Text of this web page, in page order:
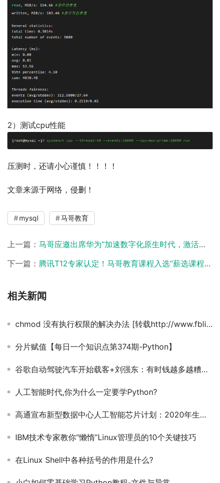
2）测试cpu性能
压测时，还请小心谨慎！！！！
文章来源于网络，侵删！
mysql 马哥教育
上一篇： 马哥应邀出席华为“加速数字化原生时代，激活四川企业创新发展”专题培训会
下一篇： 腾讯T12专家认定！马哥教育课程入选“薪选课程”，太顶了！
相关新闻
chmod 没有执行权限的解决办法 [转载http://www.fblinux.com/?p=30]
分片赋值【每日一个知识点第374期-Python】
谷歌自动驾驶汽车开始载客+刘强东：有时钱越多越糟糕【马哥教育早报-142期】
人工智能时代,你为什么一定要学Python?
高通宣布新型数据中心人工智能芯片计划：2020年生产【马哥教育新闻快报396期】
IBM技术专家教你“懒惰”Linux管理员的10个关键技巧
在Linux Shell中各种括号的作用是什么?